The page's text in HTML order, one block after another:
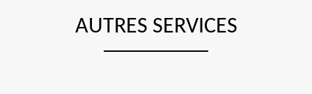
AUTRES SERVICES